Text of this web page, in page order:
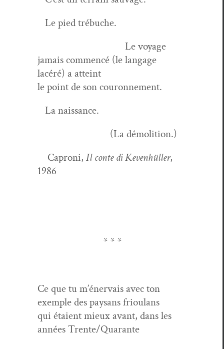
Le pied trébuche.
Le voyage
jamais com­mencé (le langage
lacéré) a atteint
le point de son couronnement.
La naissance.
(La démolition.)
Caproni, Il con­te di Keven­hüller,
1986
* * *
Ce que tu m’énervais avec ton
exem­ple des paysans frioulans
qui étaient mieux avant, dans les
années Trente/Quarante